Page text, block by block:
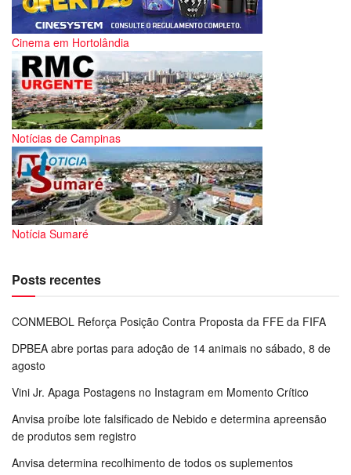
Cinema em Hortolândia
Notícias de Campinas
Notícia Sumaré
Posts recentes
CONMEBOL Reforça Posição Contra Proposta da FFE da FIFA
DPBEA abre portas para adoção de 14 animais no sábado, 8 de
agosto
Vini Jr. Apaga Postagens no Instagram em Momento Crítico
Anvisa proíbe lote falsificado de Nebido e determina apreensão
de produtos sem registro
Anvisa determina recolhimento de todos os suplementos